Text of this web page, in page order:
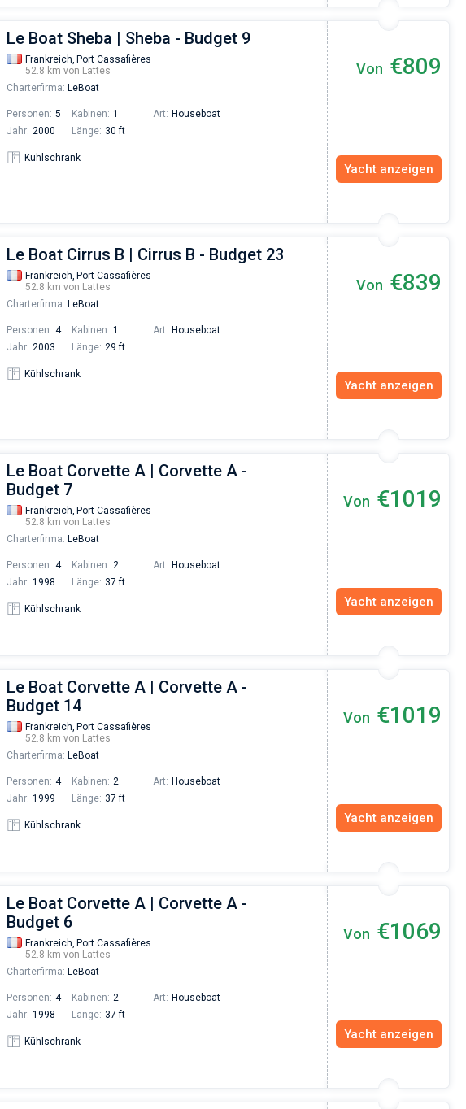
Le Boat Sheba | Sheba - Budget 9
Frankreich, Port Cassafières
52.8 km von Lattes
Charterfirma: LeBoat
Personen: 5 Kabinen: 1 Art: Houseboat
Jahr: 2000 Länge: 30 ft
Kühlschrank
Von €809
Yacht anzeigen
Le Boat Cirrus B | Cirrus B - Budget 23
Frankreich, Port Cassafières
52.8 km von Lattes
Charterfirma: LeBoat
Personen: 4 Kabinen: 1 Art: Houseboat
Jahr: 2003 Länge: 29 ft
Kühlschrank
Von €839
Yacht anzeigen
Le Boat Corvette A | Corvette A -
Budget 7
Frankreich, Port Cassafières
52.8 km von Lattes
Charterfirma: LeBoat
Personen: 4 Kabinen: 2 Art: Houseboat
Jahr: 1998 Länge: 37 ft
Kühlschrank
Von €1019
Yacht anzeigen
Le Boat Corvette A | Corvette A -
Budget 14
Frankreich, Port Cassafières
52.8 km von Lattes
Charterfirma: LeBoat
Personen: 4 Kabinen: 2 Art: Houseboat
Jahr: 1999 Länge: 37 ft
Kühlschrank
Von €1019
Yacht anzeigen
Le Boat Corvette A | Corvette A -
Budget 6
Frankreich, Port Cassafières
52.8 km von Lattes
Charterfirma: LeBoat
Personen: 4 Kabinen: 2 Art: Houseboat
Jahr: 1998 Länge: 37 ft
Kühlschrank
Von €1069
Yacht anzeigen
Excellent trip to Croatia! The trip was organized on
an excellent level since the very beginning - from
the yacht search to the trip itself. The team was
fast and responsive. Highly recommended to
everyone who wants to hang out with family on a
beautiful yacht or catamaran!